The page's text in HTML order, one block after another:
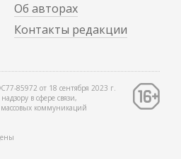
Об авторах
Контакты редакции
85972 от 18 сентября 2023 г.
в сфере связи,
коммуникаций